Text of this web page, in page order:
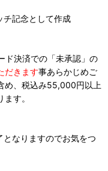
チ記念として作成
ド決済での「未承認」の
だきます事あらかじめご
め、税込み55,000円以上
す。
なりますのでお気をつ